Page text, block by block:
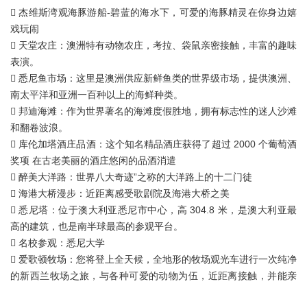
 杰维斯湾观海豚游船-碧蓝的海水下，可爱的海豚精灵在你身边嬉
戏玩闹
 天堂农庄：澳洲特有动物农庄，考拉、袋鼠亲密接触，丰富的趣味
表演。
 悉尼鱼市场：这里是澳洲供应新鲜鱼类的世界级市场，提供澳洲、
南太平洋和亚洲一百种以上的海鲜种类。
 邦迪海滩：作为世界著名的海滩度假胜地，拥有标志性的迷人沙滩
和翻卷波浪。
 库伦加塔酒庄品酒：这个知名精品酒庄获得了超过 2000 个葡萄酒
奖项 在古老美丽的酒庄悠闲的品酒消遣
 醉美大洋路：世界八大奇迹”之称的大洋路上的十二门徒
 海港大桥漫步：近距离感受歌剧院及海港大桥之美
 悉尼塔：位于澳大利亚悉尼市中心，高 304.8 米，是澳大利亚最
高的建筑，也是南半球最高的参观平台。
 名校参观：悉尼大学
 爱歌顿牧场：您将登上全天候，全地形的牧场观光车进行一次纯净
的新西兰牧场之旅，与各种可爱的动物为伍，近距离接触，并能亲